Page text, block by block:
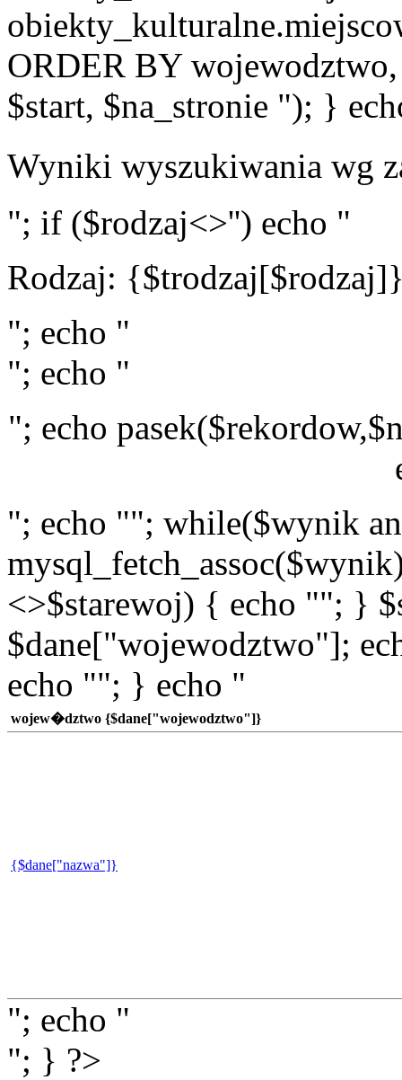
ORDER BY
$start, $na_stronie "); }
Wyniki wyszukiwania wg
"; if ($rodzaj<>'') echo "
Rodzaj:
"; echo "
"; echo "
"; echo
"; echo ""; while($wynik
<>$starewoj) { echo ""; }
$dane["wojewodztwo"];
echo ""; } echo "
wojew�dztwo {$dane["wojewodztwo"]}
{$dane["nazwa"]}
"; echo "
"; } ?>